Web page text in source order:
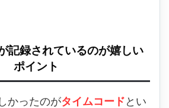
記録されているのが嬉しい
ポイント
かったのがタイムコードとい